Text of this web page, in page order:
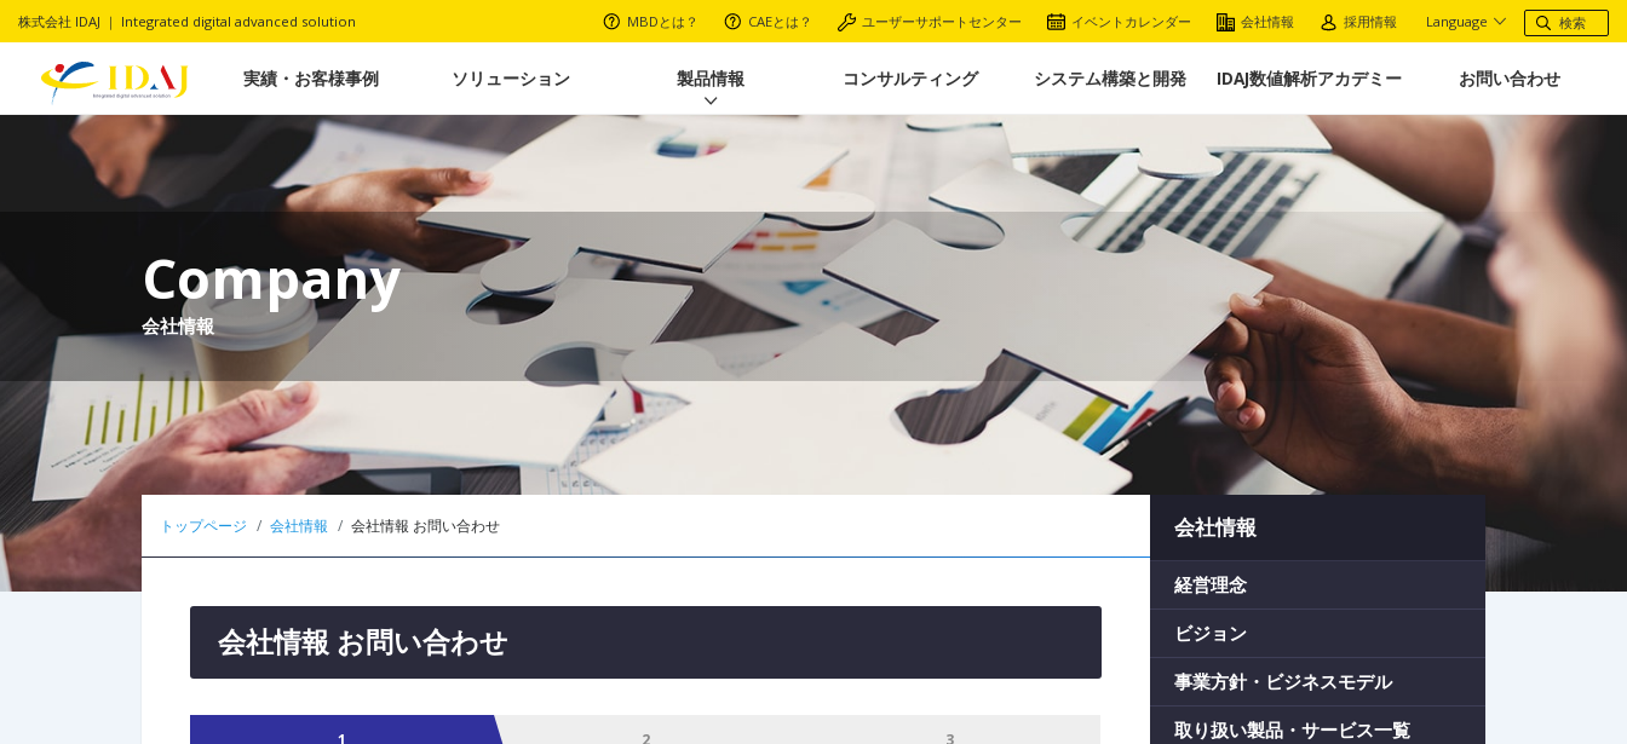
株式会社 IDAJ ｜ Integrated digital advanced solution MBDとは？ CAEとは？ ユーザーサポートセンター イベントカレンダー 会社情報 採用情報 Language
実績・お客様事例 ソリューション 製品情報 コンサルティング システム構築と開発 IDAJ数値解析アカデミー お問い合わせ
Company
会社情報
トップページ 会社情報 会社情報 お問い合わせ
会社情報 お問い合わせ
会社情報
経営理念
ビジョン
事業方針・ビジネスモデル
取り扱い製品・サービス一覧